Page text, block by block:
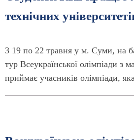
технічних
З 19 по 22 травня у м. Суми, на
тур Всеукраїнської олімпіади з
приймає учасників олімпіади,